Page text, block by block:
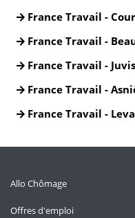
France Travail -
France Travail -
France Travail -
France Travail -
France Travail -
Allo Chômage
Offres d'emploi